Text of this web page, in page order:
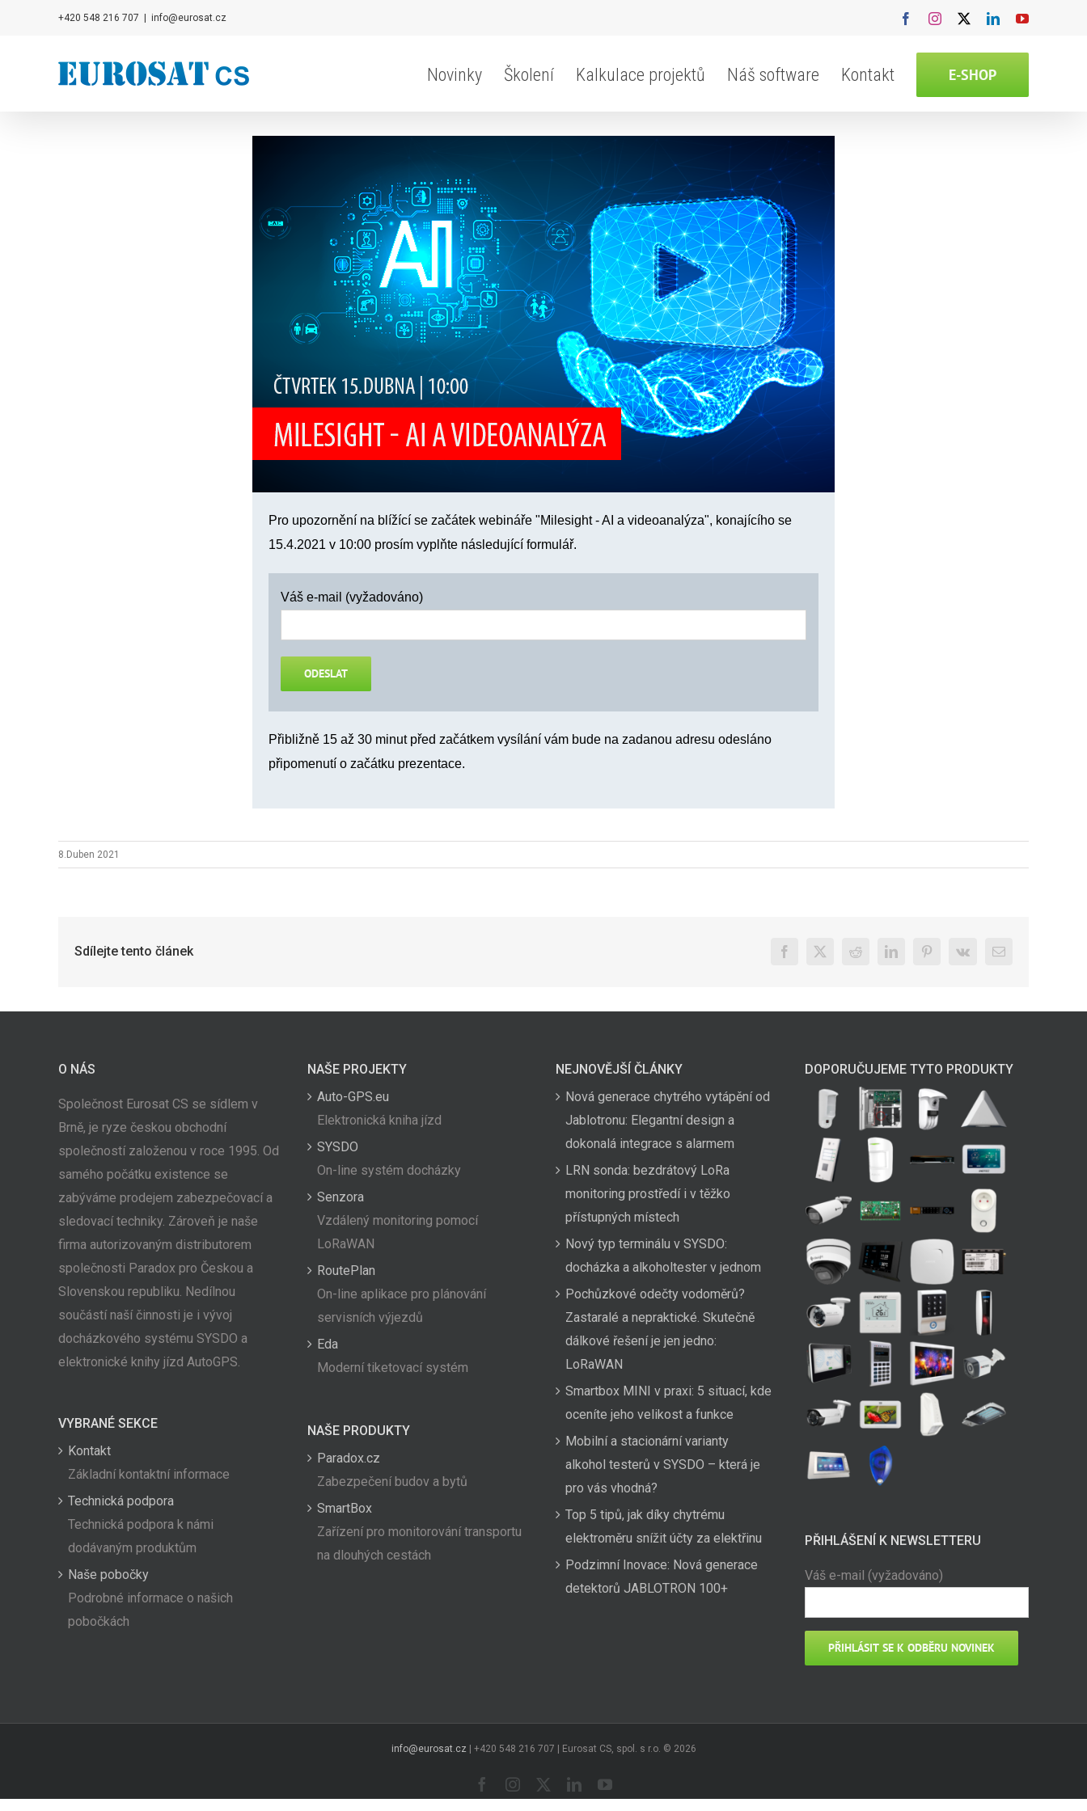
+420 548 216 707 info@eurosat.cz FacebookInstagram LinkedInYouTube
Novinky Školení Kalkulace projektů Náš software Kontakt E-SHOP
Pro upozornění na blížící se začátek webináře "Milesight - AI a videoanalýza", konajícího se
15.4.2021 v 10:00 prosím vyplňte následující formulář.
Váš e-mail (vyžadováno)
Přibližně 15 až 30 minut před začátkem vysílání vám bude na zadanou adresu odesláno
připomenutí o začátku prezentace.
8.Duben 2021
Sdílejte tento článek Facebook
X Reddit LinkedInPinterest
Vk
E-
O NÁS
Společnost Eurosat CS se sídlem v
Brně, je ryze českou obchodní
společností založenou v roce 1995. Od
samého počátku existence se
zabýváme prodejem zabezpečovací a
sledovací techniky. Zároveň je naše
firma autorizovaným distributorem
společnosti Paradox pro Českou a
Slovenskou republiku. Nedílnou
součástí naší činnosti je i vývoj
docházkového systému SYSDO a
elektronické knihy jízd AutoGPS.
VYBRANÉ SEKCE
Kontakt
Základní kontaktní informace
Technická podpora
Technická podpora k námi
dodávaným produktům
Naše pobočky
Podrobné informace o našich
pobočkách
NAŠE PROJEKTY
Auto-GPS.eu
Elektronická kniha jízd
SYSDO
On-line systém docházky
Senzora
Vzdálený monitoring pomocí
LoRaWAN
RoutePlan
On-line aplikace pro plánování
servisních výjezdů
Eda
Moderní tiketovací systém
NAŠE PRODUKTY
Paradox.cz
Zabezpečení budov a bytů
SmartBox
Zařízení pro monitorování transportu
na dlouhých cestách
NEJNOVĚJŠÍ ČLÁNKY
Nová generace chytrého vytápění od
Jablotronu: Elegantní design a
dokonalá integrace s alarmem
LRN sonda: bezdrátový LoRa
monitoring prostředí i v těžko
přístupných místech
Nový typ terminálu v SYSDO:
docházka a alkoholtester v jednom
Pochůzkové odečty vodoměrů?
Zastaralé a nepraktické. Skutečně
dálkové řešení je jen jedno:
LoRaWAN
Smartbox MINI v praxi: 5 situací, kde
oceníte jeho velikost a funkce
Mobilní a stacionární varianty
alkohol testerů v SYSDO – která je
pro vás vhodná?
Top 5 tipů, jak díky chytrému
elektroměru snížit účty za elektřinu
Podzimní Inovace: Nová generace
detektorů JABLOTRON 100+
DOPORUČUJEME TYTO PRODUKTY
PŘIHLÁŠENÍ K NEWSLETTERU
Váš e-mail (vyžadováno)
info@eurosat.cz | +420 548 216 707 | Eurosat CS, spol. s r.o. © 2026
FacebookInstagram LinkedInYouTube